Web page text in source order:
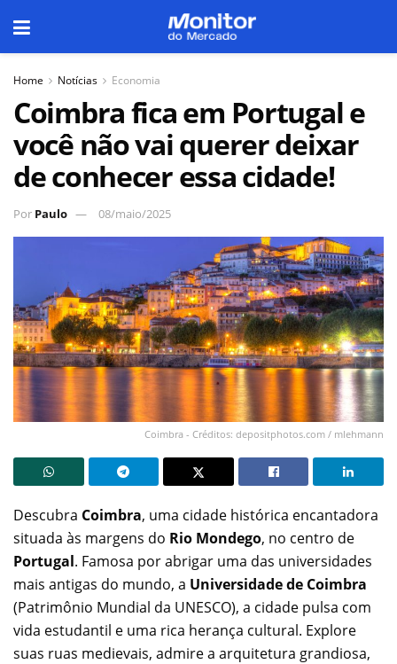
Home Notícias Economia
Coimbra fica em Portugal e
você não vai querer deixar
de conhecer essa cidade!
Por Paulo 08/maio/2025
Coimbra - Créditos: depositphotos.com / mlehmann
Descubra Coimbra, uma cidade histórica encantadora
situada às margens do Rio Mondego, no centro de
Portugal. Famosa por abrigar uma das universidades
mais antigas do mundo, a Universidade de Coimbra
(Patrimônio Mundial da UNESCO), a cidade pulsa com
vida estudantil e uma rica herança cultural. Explore
suas ruas medievais, admire a arquitetura grandiosa,